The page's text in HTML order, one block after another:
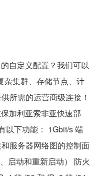
自定义配置？我们可以
杂集群、存储节点、计
所需的运营商级连接！
加利亚索非亚快速部
以下功能： 1Gbit/s 端
服务器网络图的控制面
启动和重新启动） 防火